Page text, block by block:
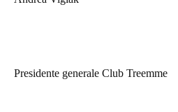
Presidente generale Club Treemme